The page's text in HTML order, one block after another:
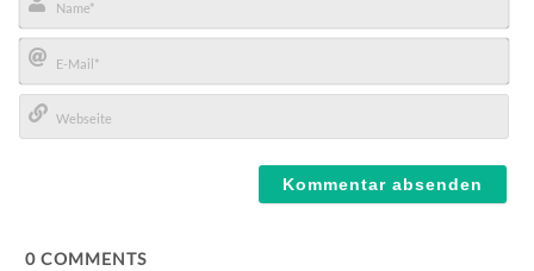
Name*
E-
Mail*
0 COMMENTS